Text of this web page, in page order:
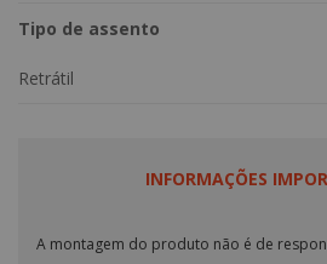
Tipo de assento
Retrátil
INFORMAÇÕES
A montagem do produto não é de